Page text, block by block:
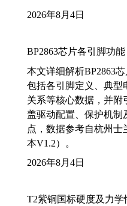
2026年8月4日
BP2863芯片各引脚功能
本文详细解析BP2863
包括各引脚定义、典型
关系等核心数据，并附
盖驱动配置、保护机制
点，数据参考自杭州士
本V1.2）。
2026年8月4日
T2紫铜国标硬度及力学